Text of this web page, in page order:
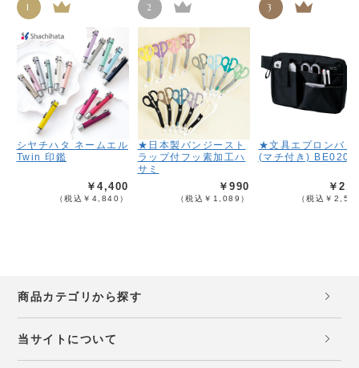
1
シヤチハタ ネームエル
Twin 印鑑
￥4,400
（税込￥4,840）
2
★日本製バンジースト
ラップ付フッ素加工ハ
サミ
￥990
（税込￥1,089）
3
★文具エプロンバッ
(マチ付き) BE020
￥
（税込￥
商品カテゴリから探す
当サイトについて